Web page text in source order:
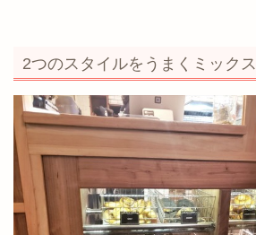
2つのスタイルをうまくミックス